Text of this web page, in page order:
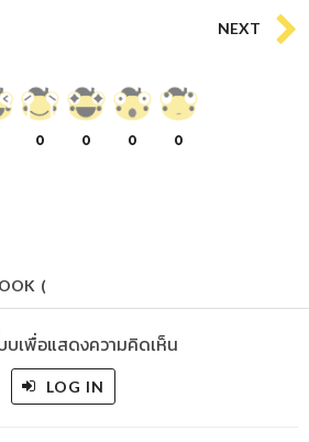
NEXT
0 0 0 0
(
บเพื่อแสดงความคิดเห็น
LOG IN